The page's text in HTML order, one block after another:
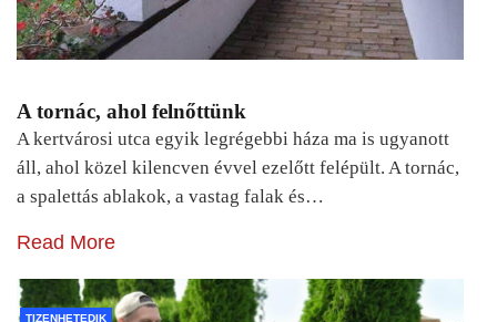
A tornác, ahol felnőttünk
A kertvárosi utca egyik legrégebbi háza ma is ugyanott
áll, ahol közel kilencven évvel ezelőtt felépült. A tornác,
a spalettás ablakok, a vastag falak és…
Read More
TIZENHETEDIK